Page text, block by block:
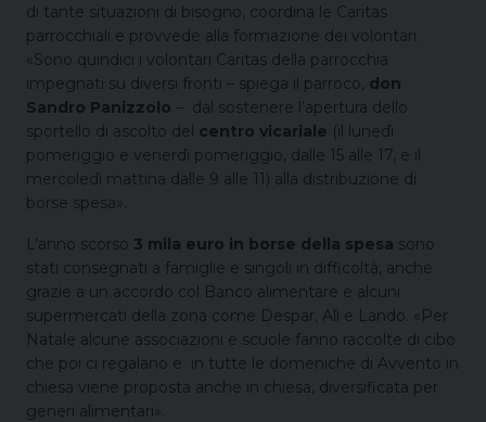
di tante situazioni di bisogno, coordina le Caritas
parrocchiali e provvede alla formazione dei volontari.
«Sono quindici i volontari Caritas della parrocchia
impegnati su diversi fronti – spiega il parroco, don
Sandro Panizzolo – dal sostenere l’apertura dello
sportello di ascolto del centro vicariale (il lunedì
pomeriggio e venerdì pomeriggio, dalle 15 alle 17, e il
mercoledì mattina dalle 9 alle 11) alla distribuzione di
borse spesa».
L’anno scorso 3 mila euro in borse della spesa sono
stati consegnati a famiglie e singoli in difficoltà, anche
grazie a un accordo col Banco alimentare e alcuni
supermercati della zona come Despar, Alì e Lando. «Per
Natale alcune associazioni e scuole fanno raccolte di cibo
che poi ci regalano e in tutte le domeniche di Avvento in
chiesa viene proposta anche in chiesa, diversificata per
generi alimentari».